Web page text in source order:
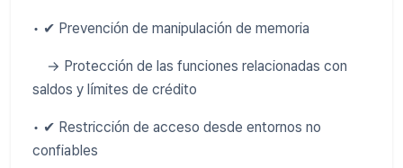
• ✔ Prevención de manipulación de memoria
→ Protección de las funciones relacionadas con
saldos y límites de crédito
• ✔ Restricción de acceso desde entornos no
confiables